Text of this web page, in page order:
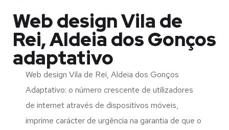
Web design Vila de
Rei, Aldeia dos Gonços
adaptativo
Web design Vila de Rei, Aldeia dos Gonços
Adaptativo: o número crescente de utilizadores
de internet através de dispositivos móveis,
imprime carácter de urgência na garantia de que o